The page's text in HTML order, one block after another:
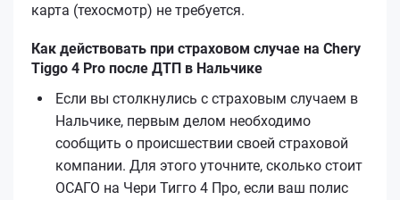
карта (техосмотр) не требуется.
Как действовать при страховом случае на Chery
Tiggo 4 Pro после ДТП в Нальчике
Если вы столкнулись с страховым случаем в
Нальчике, первым делом необходимо
сообщить о происшествии своей страховой
компании. Для этого уточните, сколько стоит
ОСАГО на Чери Тигго 4 Про, если ваш полис